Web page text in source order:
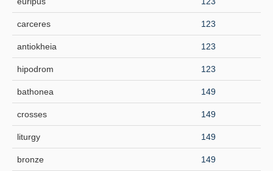
carceres 123
antiokheia 123
hipodrom 123
bathonea 149
crosses 149
liturgy 149
bronze 149